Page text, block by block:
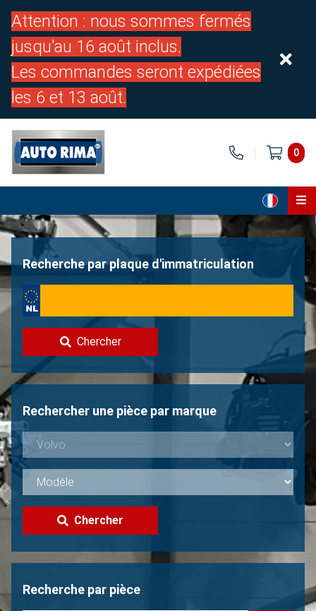
Attention : nous sommes fermés
jusqu'au 16 août inclus.
Les commandes seront expédiées
les 6 et 13 août.
0
Page d'accueil
À propos de nous
Vendre une Volvo?
Non trouvée?
Recherche par plaque d'immatriculation
Chercher
Rechercher une pièce par marque
Chercher
Recherche par pièce